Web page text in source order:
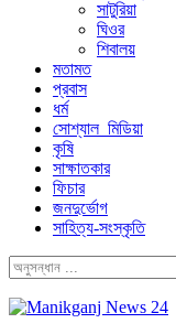
সাটুরিয়া
ঘিওর
শিবালয়
মতামত
প্রবাস
ধর্ম
সোশ্যাল_মিডিয়া
কৃষি
সাক্ষাতকার
ফিচার
জনদুর্ভোগ
সাহিত্য-সংস্কৃতি